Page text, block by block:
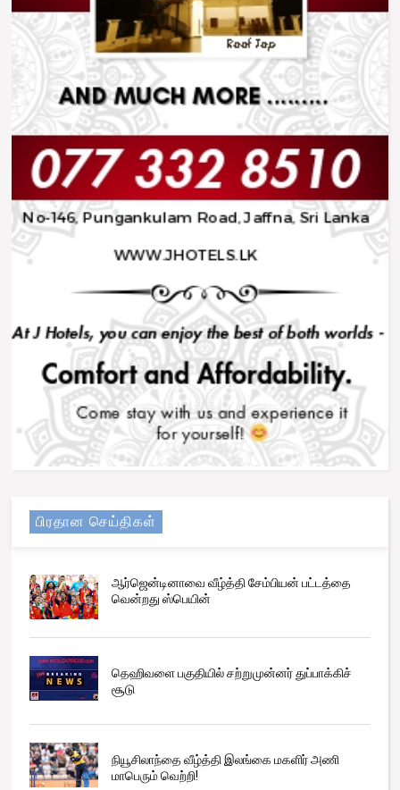
பிரதான செய்திகள்
ஆர்ஜென்டினாவை வீழ்த்தி சேம்பியன் பட்டத்தை
வென்றது ஸ்பெயின்
தெஹிவளை பகுதியில் சற்றுமுன்னர் துப்பாக்கிச்
சூடு
நியூசிலாந்தை வீழ்த்தி இலங்கை மகளிர் அணி
மாபெரும் வெற்றி!